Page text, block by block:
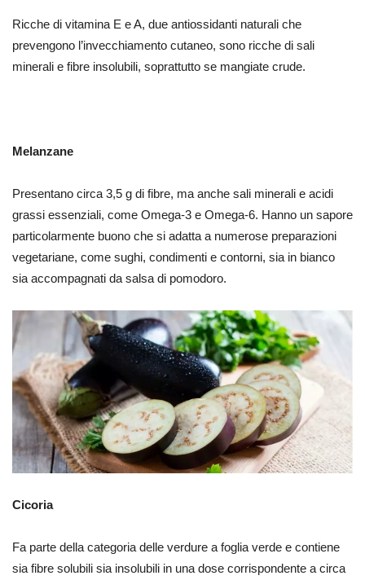
Ricche di vitamina E e A, due antiossidanti naturali che
prevengono l’invecchiamento cutaneo, sono ricche di sali
minerali e fibre insolubili, soprattutto se mangiate crude.
Melanzane
Presentano circa 3,5 g di fibre, ma anche sali minerali e acidi
grassi essenziali, come Omega-3 e Omega-6. Hanno un sapore
particolarmente buono che si adatta a numerose preparazioni
vegetariane, come sughi, condimenti e contorni, sia in bianco
sia accompagnati da salsa di pomodoro.
Cicoria
Fa parte della categoria delle verdure a foglia verde e contiene
sia fibre solubili sia insolubili in una dose corrispondente a circa